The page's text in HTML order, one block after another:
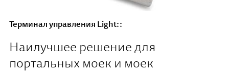
Терминал управления Light::
Наилучшее решение для
портальных моек и моек